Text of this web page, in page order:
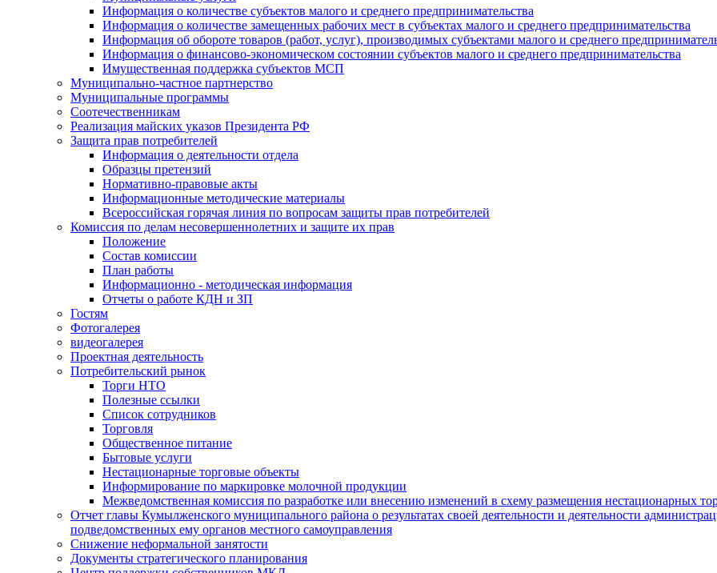
Информация о количестве субъектов малого и среднего предпринимательства
Информация о количестве замещенных рабочих мест в субъектах малого и среднего предпринимательства
Информация об обороте товаров (работ, услуг), производимых субъектами малого и среднего
Информация о финансово-экономическом состоянии субъектов малого и среднего предпринимательства
Имущественная поддержка субъектов МСП
Муниципально-частное партнерство
Муниципальные программы
Соотечественникам
Реализация майских указов Президента РФ
Защита прав потребителей
Информация о деятельности отдела
Образцы претензий
Нормативно-правовые акты
Информационные методические материалы
Всероссийская горячая линия по вопросам защиты прав потребителей
Комиссия по делам несовершеннолетних и защите их прав
Положение
Состав комиссии
План работы
Информационно - методическая информация
Отчеты о работе КДН и ЗП
Гостям
Фотогалерея
видеогалерея
Проектная деятельность
Потребительский рынок
Торги НТО
Полезные ссылки
Список сотрудников
Торговля
Общественное питание
Бытовые услуги
Нестационарные торговые объекты
Информирование по маркировке молочной продукции
Межведомственная комиссия по разработке или внесению изменений в схему размещения нестационарных
Отчет главы Кумылженского муниципального района о результатах своей деятельности и деятельности
подведомственных ему органов местного самоуправления
Снижение неформальной занятости
Документы стратегического планирования